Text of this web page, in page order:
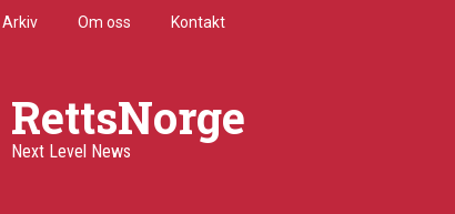
Arkiv Om oss Kontakt
RettsNorge
Next Level News